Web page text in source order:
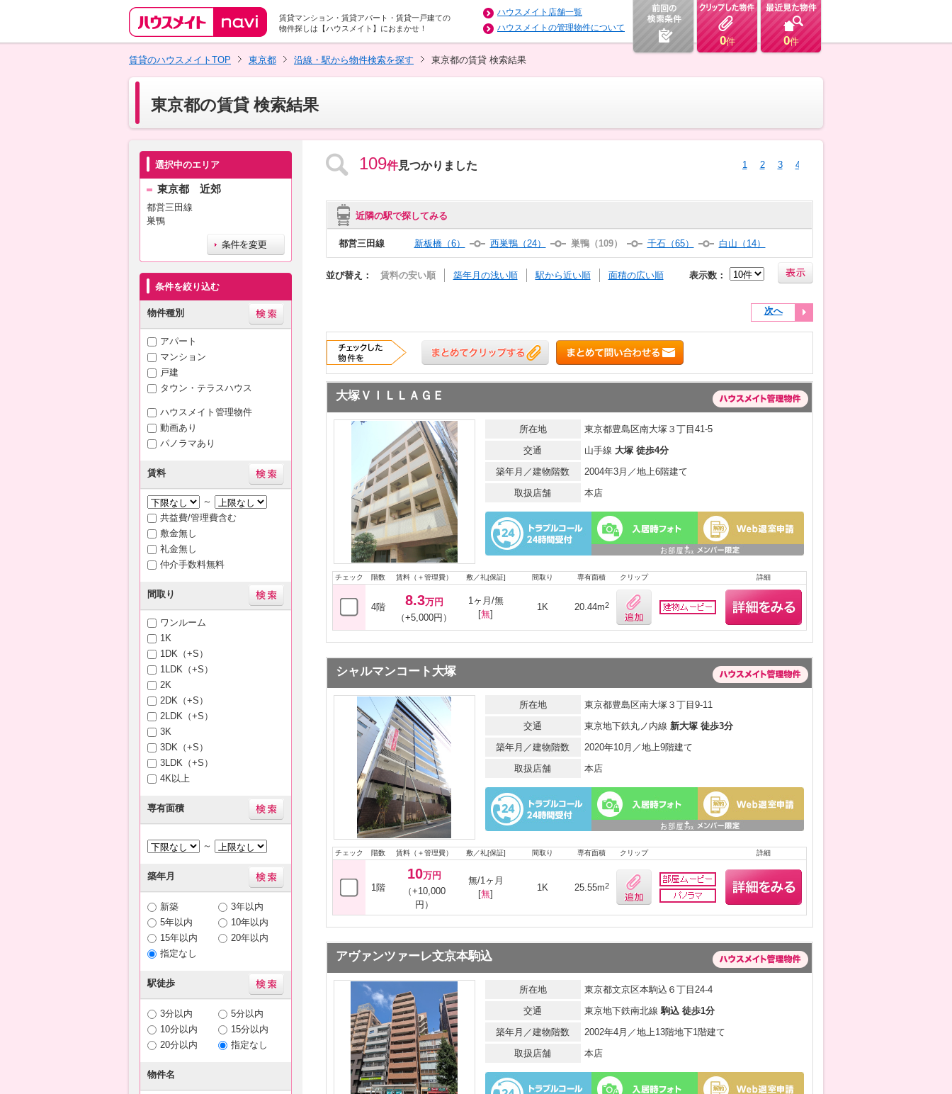
賃貸マンション・賃貸アパート・賃貸一戸建ての
物件探しは【ハウスメイト】におまかせ！
ハウスメイト店舗一覧
ハウスメイトの管理物件について
0件 0件
賃貸のハウスメイトTOP
東京都 沿線・駅から物件検索を探す 東京都の賃貸 検索結果
東京都の賃貸 検索結果
選択中のエリア
東京都 近郊
都営三田線
巣鴨
条件を絞り込む
物件種別
アパート
マンション
戸建
タウン・テラスハウス
ハウスメイト管理物件
動画あり
パノラマあり
賃料
～
共益費/管理費含む
敷金無し
礼金無し
仲介手数料無料
間取り
ワンルーム
1K
1DK（+S）
1LDK（+S）
2K
2DK（+S）
2LDK（+S）
3K
3DK（+S）
3LDK（+S）
4K以上
専有面積
～
築年月
新築
3年以内
5年以内
10年以内
15年以内
20年以内
指定なし
駅徒歩
3分以内
5分以内
10分以内
15分以内
20分以内
指定なし
物件名
109件見つかりました 1 2 3 4
近隣の駅で探してみる
都営三田線 新板橋（6） 西巣鴨（24） 巣鴨（109） 千石（65） 白山（14）
並び替え： 賃料の安い順 築年月の浅い順 駅から近い順 面積の広い順 表示数：
次へ
大塚ＶＩＬＬＡＧＥ
所在地
東京都豊島区南大塚３丁目41-5
交通
山手線 大塚 徒歩4分
築年月／建物階数
2004年3月／地上6階建て
取扱店舗
本店
チェック 階数 賃料（＋管理費） 敷／礼[保証] 間取り 専有面積 クリップ 詳細
4階 8.3万円
（+5,000円）
1ヶ月/無
[無]
1K 20.44m2
シャルマンコート大塚
所在地
東京都豊島区南大塚３丁目9-11
交通
東京地下鉄丸ノ内線 新大塚 徒歩3分
築年月／建物階数
2020年10月／地上9階建て
取扱店舗
本店
チェック 階数 賃料（＋管理費） 敷／礼[保証] 間取り 専有面積 クリップ 詳細
1階
10万円
（+10,000
円）
無/1ヶ月
[無]
1K 25.55m2
アヴァンツァーレ文京本駒込
所在地
東京都文京区本駒込６丁目24-4
交通
東京地下鉄南北線 駒込 徒歩1分
築年月／建物階数
2002年4月／地上13階地下1階建て
取扱店舗
本店